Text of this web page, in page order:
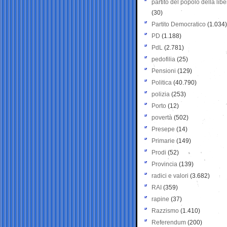
partito del popolo della
(30)
Partito Democratico (1.034)
PD (1.188)
PdL (2.781)
pedofilia (25)
Pensioni (129)
Politica (40.790)
polizia (253)
Porto (12)
povertà (502)
Presepe (14)
Primarie (149)
Prodi (52)
Provincia (139)
radici e valori (3.682)
RAI (359)
rapine (37)
Razzismo (1.410)
Referendum (200)